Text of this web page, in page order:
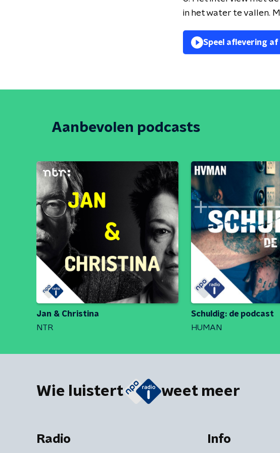
in het water te vallen.
Speel aflevering af
Aanbevolen podcasts
Jan & Christina
NTR
Schuldig: de podcast
HUMAN
Wie luistert weet meer
Radio Info